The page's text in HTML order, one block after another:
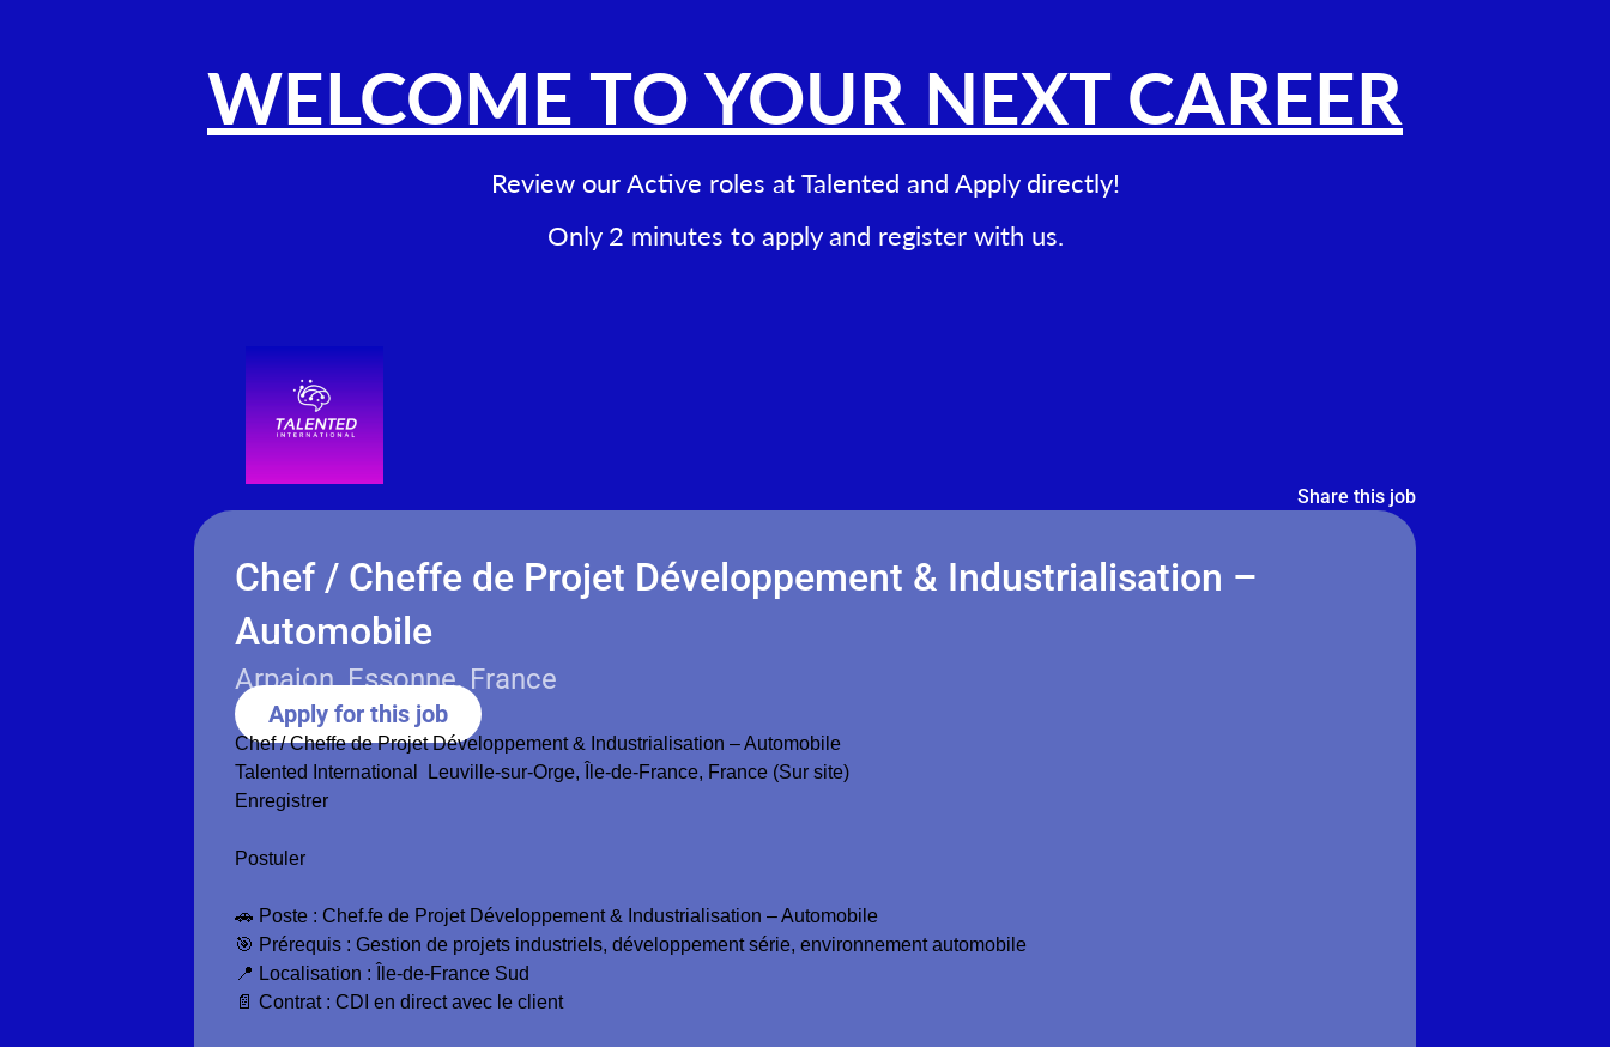
WELCOME TO YOUR NEXT CAREER
Review our Active roles at Talented and Apply directly!
Only 2 minutes to apply and register with us.
Share this job
Chef / Cheffe de Projet Développement & Industrialisation –
Automobile
Arpajon, Essonne, France
Apply for this job
Chef / Cheffe de Projet Développement & Industrialisation – Automobile
Talented International Leuville-sur-Orge, Île-de-France, France (Sur site)
Enregistrer
Postuler
🚗 Poste : Chef.fe de Projet Développement & Industrialisation – Automobile
🎯 Prérequis : Gestion de projets industriels, développement série, environnement automobile
📍 Localisation : Île-de-France Sud
📄 Contrat : CDI en direct avec le client